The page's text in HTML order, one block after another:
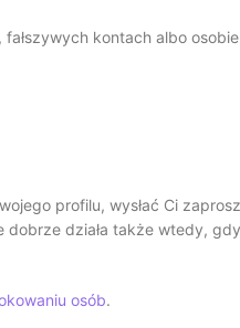
kontach albo
profilu, wysłać Ci
działa także wtedy,
osób.